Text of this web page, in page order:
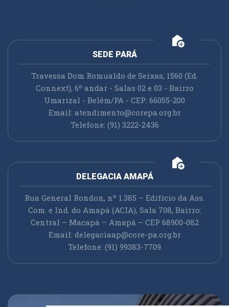
add_home
SEDE PARÁ
Travessa Dom Romualdo de Seixas, 1560 (Ed.
Connext), 6º andar - Salas 02 e 03 - Bairro
Umarizal - Belém/PA - CEP: 66055-200
Email: atendimento@corepa.org.br
Telefone: (91) 3222-2436
add_home
DELEGACIA AMAPÁ
Rua General Rondon, nº 1.385 – Edifício da Ass.
Com. e Ind. do Amapá (ACIA), Sala 708, Bairro:
Central – Macapá – Amapá – CEP 68900-082
Email: delegaciaap@core-pa.org.br
Telefone: (91) 99383-7709